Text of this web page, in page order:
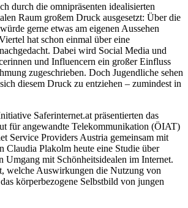
durch die omnipräsenten idealisierten
Raum großem Druck ausgesetzt: Über die
gerne etwas am eigenen Aussehen
hat schon einmal über eine
Dabei wird Social Media und
und Influencern ein großer Einfluss
zugeschrieben. Doch Jugendliche sehen
diesem Druck zu entziehen – zumindest in
Saferinternet.at präsentierten das
für angewandte Telekommunikation (ÖIAT)
Service Providers Austria gemeinsam mit
Claudia Plakolm heute eine Studie über
Umgang mit Schönheitsidealen im Internet.
welche Auswirkungen die Nutzung von
körperbezogene Selbstbild von jungen